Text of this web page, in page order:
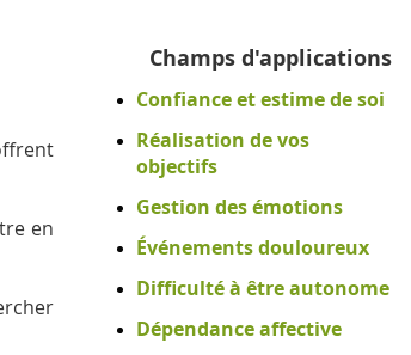
en
Champs d'applications
Confiance et estime de soi
Réalisation de vos
objectifs
Gestion des émotions
Événements douloureux
Difficulté à être autonome
Dépendance affective